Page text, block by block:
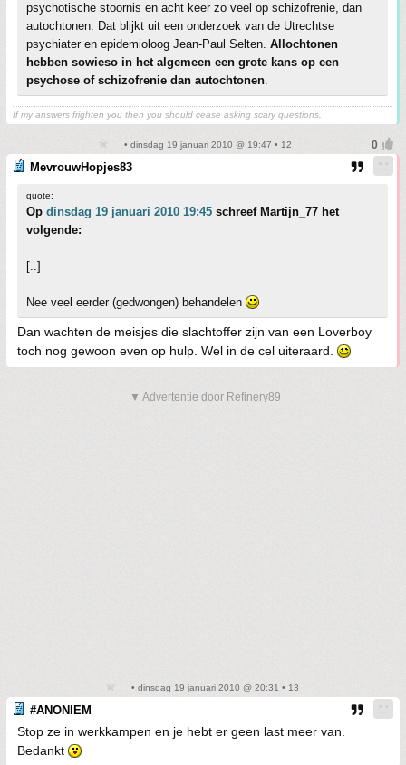
psychotische stoornis en acht keer zo veel op schizofrenie, dan
autochtonen. Dat blijkt uit een onderzoek van de Utrechtse
psychiater en epidemioloog Jean-Paul Selten. Allochtonen
hebben sowieso in het algemeen een grote kans op een
psychose of schizofrenie dan autochtonen.
If my answers frighten you then you should cease asking scary questions.
• dinsdag 19 januari 2010 @ 19:47 • 12
MevrouwHopjes83
quote:
Op dinsdag 19 januari 2010 19:45 schreef Martijn_77 het
volgende:
[..]
Nee veel eerder (gedwongen) behandelen
Dan wachten de meisjes die slachtoffer zijn van een Loverboy
toch nog gewoon even op hulp. Wel in de cel uiteraard.
▼ Advertentie door Refinery89
• dinsdag 19 januari 2010 @ 20:31 • 13
#ANONIEM
Stop ze in werkkampen en je hebt er geen last meer van.
Bedankt